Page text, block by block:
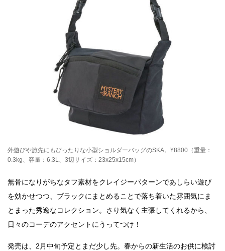
外遊びや旅先にもぴったりな小型ショルダーバッグのSKA。¥8800（重量：
0.3kg、容量：6.3L、3辺サイズ：23x25x15cm）
無骨になりがちなタフ素材をクレイジーパターンであしらい遊び
を効かせつつ、ブラックにまとめることで落ち着いた雰囲気にま
とまった秀逸なコレクション。さり気なく主張してくれるから、
日々のコーデのアクセントにうってつけ！
発売は、2月中旬予定とまだ少し先。春からの新生活のお供に検討